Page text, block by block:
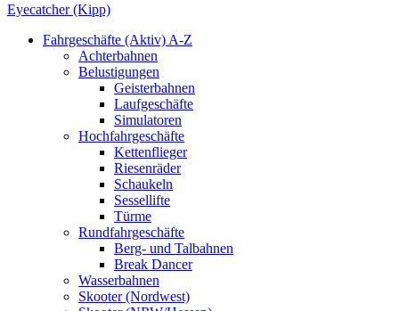
Eyecatcher (Kipp)
Fahrgeschäfte (Aktiv) A-Z
Achterbahnen
Belustigungen
Geisterbahnen
Laufgeschäfte
Simulatoren
Hochfahrgeschäfte
Kettenflieger
Riesenräder
Schaukeln
Sessellifte
Türme
Rundfahrgeschäfte
Berg- und Talbahnen
Break Dancer
Wasserbahnen
Skooter (Nordwest)